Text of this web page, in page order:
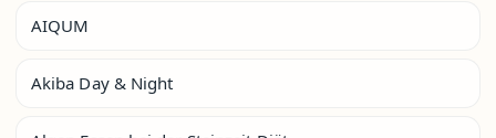
AIQUM
Akiba Day & Night